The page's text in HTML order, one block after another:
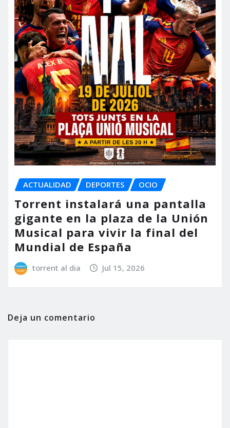
ACTUALIDAD DEPORTES OCIO
Torrent instalará una pantalla
gigante en la plaza de la Unión
Musical para vivir la final del
Mundial de España
torrent al dia Jul 15, 2026
Deja un comentario